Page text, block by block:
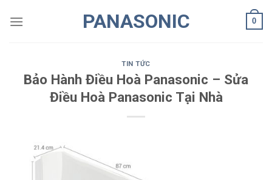
PANASONIC 0
TIN TỨC
Bảo Hành Điều Hoà Panasonic – Sửa
Điều Hoà Panasonic Tại Nhà